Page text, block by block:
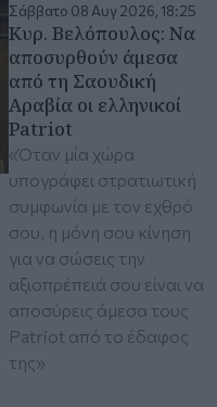
Σάββατο 08 Αυγ 2026, 18:25
Κυρ. Βελόπουλος: Να
αποσυρθούν άμεσα
από τη Σαουδική
Αραβία οι ελληνικοί
Patriot
«Όταν μία χώρα
υπογράφει στρατιωτική
συμφωνία με τον εχθρό
σου, η μόνη σου κίνηση
για να σώσεις την
αξιοπρέπειά σου είναι να
αποσύρεις άμεσα τους
Patriot από το έδαφος
της»